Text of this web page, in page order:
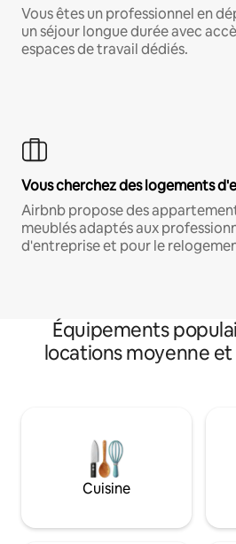
Vous êtes un professionnel en
un séjour longue durée avec
espaces de travail dédiés.
Vous cherchez des logements
Airbnb propose des
meublés adaptés aux
d'entreprise et pour le
Équipements
locations moyenne
Cuisine